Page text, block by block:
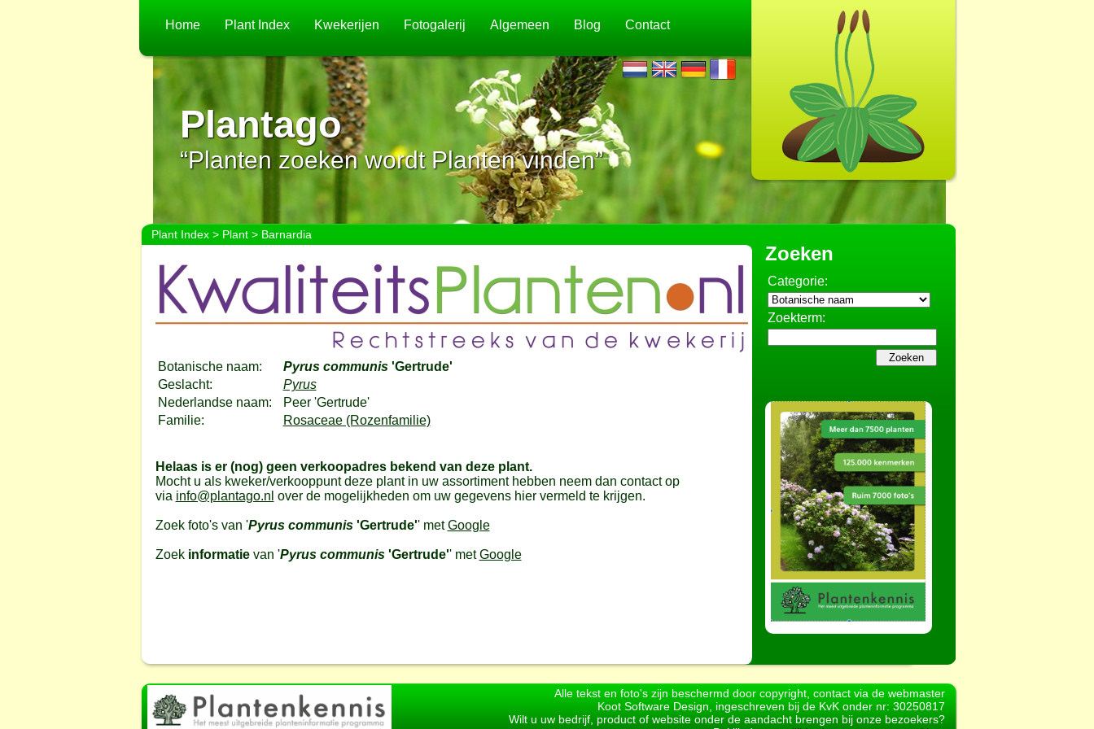
Home Plant Index Kwekerijen Fotogalerij Algemeen Blog Contact
Plantago
“Planten zoeken wordt Planten vinden”
Plant Index> Plant> Barnardia
Botanische naam: Pyrus communis'Gertrude'
Geslacht:
Pyrus
Nederlandse naam:
Peer 'Gertrude'
Familie:
Rosaceae (Rozenfamilie)
Helaas is er (nog) geen verkoopadres bekend van deze plant.
Mocht u als kweker/verkooppunt deze plant in uw assortiment hebben neem dan contact op
via info@plantago.nl over de mogelijkheden om uw gegevens hier vermeld te krijgen.
Zoek foto's van 'Pyrus communis'Gertrude'' metGoogle
Zoek informatievan 'Pyrus communis'Gertrude'' metGoogle
Zoeken
Categorie:
Zoekterm:
Alle tekst en foto's zijn beschermd door copyright, contact via de webmaster
Koot Software Design, ingeschreven bij de KvK onder nr: 30250817
Wilt u uw bedrijf, product of website onder de aandacht brengen bij onze bezoekers?